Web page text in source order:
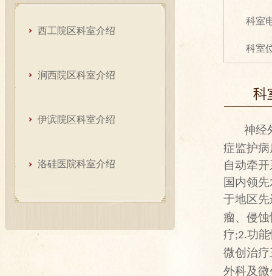
西工院区科室介绍
涧西院区科室介绍
伊滨院区科室介绍
洛硅医院科室介绍
科室
科室
神经
症监护
自动牵
国内领
于地区
瘤、侵
疗;2.功
微创治
外科及